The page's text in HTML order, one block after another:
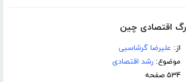
اقتصادی چین
از: علیرضا گرشاسبی
موضوع:رشد اقتصادی
۵۳۴ صفحه